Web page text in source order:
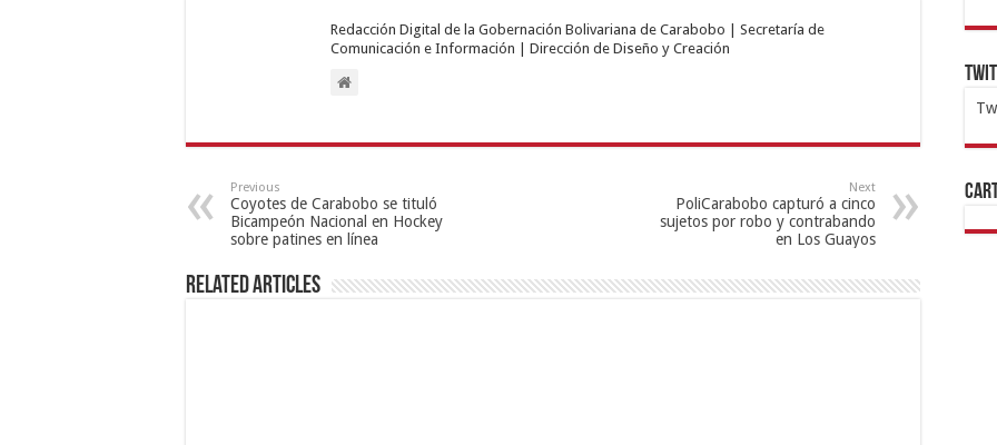
Redacción Digital de la Gobernación Bolivariana de Carabobo | Secretaría de
Comunicación e Información | Dirección de Diseño y Creación
Previous
Coyotes de Carabobo se tituló
Bicampeón Nacional en Hockey
sobre patines en línea
Next
PoliCarabobo capturó a cinco
sujetos por robo y contrabando
en Los Guayos
Related Articles